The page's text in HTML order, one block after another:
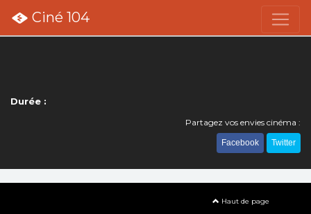
Ciné 104
Durée :
Partagez vos envies cinéma :
Facebook Twitter
Haut de page